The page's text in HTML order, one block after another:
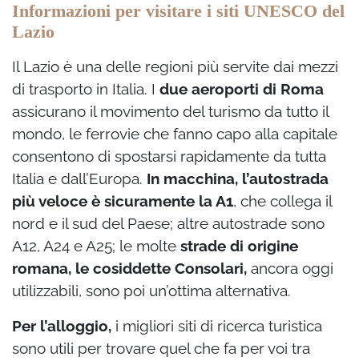
Informazioni per visitare i siti UNESCO del
Lazio
Il Lazio è una delle regioni più servite dai mezzi
di trasporto in Italia. I due aeroporti di Roma
assicurano il movimento del turismo da tutto il
mondo, le ferrovie che fanno capo alla capitale
consentono di spostarsi rapidamente da tutta
Italia e dall’Europa. In macchina, l’autostrada
più veloce è sicuramente la A1, che collega il
nord e il sud del Paese; altre autostrade sono
A12, A24 e A25; le molte strade di origine
romana, le cosiddette Consolari, ancora oggi
utilizzabili, sono poi un’ottima alternativa.
Per l’alloggio, i migliori siti di ricerca turistica
sono utili per trovare quel che fa per voi tra